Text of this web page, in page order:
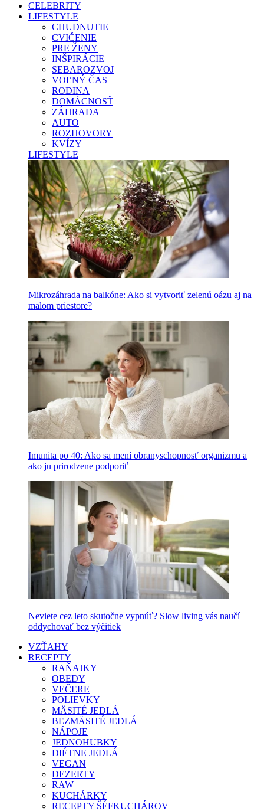
CELEBRITY
LIFESTYLE
CHUDNUTIE
CVIČENIE
PRE ŽENY
INŠPIRÁCIE
SEBAROZVOJ
VOĽNÝ ČAS
RODINA
DOMÁCNOSŤ
ZÁHRADA
AUTO
ROZHOVORY
KVÍZY
LIFESTYLE
Mikrozáhrada na balkóne: Ako si vytvoriť zelenú oázu aj na
malom priestore?
Imunita po 40: Ako sa mení obranyschopnosť organizmu a
ako ju prirodzene podporiť
Neviete cez leto skutočne vypnúť? Slow living vás naučí
oddychovať bez výčitiek
VZŤAHY
RECEPTY
RAŇAJKY
OBEDY
VEČERE
POLIEVKY
MÄSITÉ JEDLÁ
BEZMÄSITÉ JEDLÁ
NÁPOJE
JEDNOHUBKY
DIÉTNE JEDLÁ
VEGAN
DEZERTY
RAW
KUCHÁRKY
RECEPTY ŠÉFKUCHÁROV